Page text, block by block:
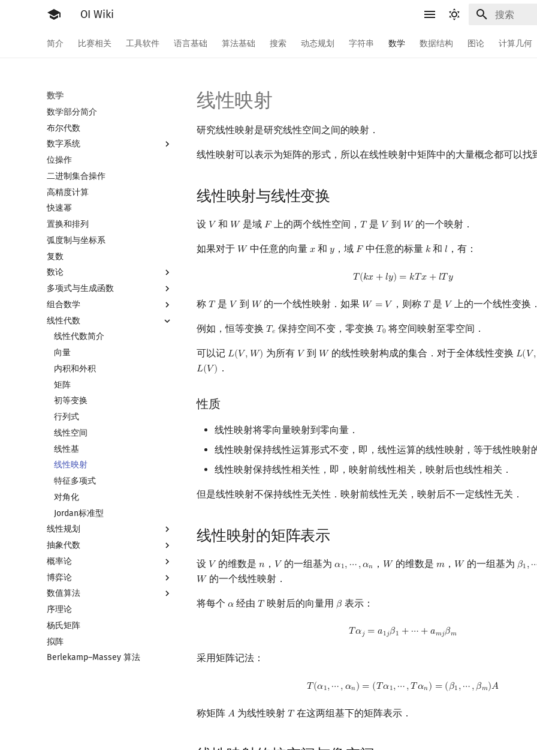
OI Wiki
简介 比赛相关 工具软件 语言基础 算法基础 搜索 动态规划 字符串 数学 数据结构 图论 计算几何
数学
数学部分简介
布尔代数
数字系统
数字系统简介
进位制
平衡三进制
格雷码
位操作
二进制集合操作
高精度计算
快速幂
置换和排列
弧度制与坐标系
复数
数论
数论基础
模算术简介
素数
最大公约数
欧拉函数
筛法
分解质因数
裴蜀定理 & 一次不定方程
费马小定理 & 欧拉定理
模逆元
线性同余方程
中国剩余定理
升幂引理
阶乘取模
卢卡斯定理
同余方程
二次剩余
阶 & 原根
离散对数
高次剩余 & 单位根
数论分块
狄利克雷卷积
莫比乌斯反演
杜教筛
多项式与生成函数
多项式与生成函数简介
代数基本定理
快速傅里叶变换
快速数论变换
快速沃尔什变换
Chirp Z 变换
多项式牛顿迭代
多项式多点求值|快速插值
多项式初等函数
常系数齐次线性递推
多项式平移|连续点值平移
符号化方法
Lagrange 反演
形式幂级数复合|复合逆
普通生成函数
指数生成函数
组合数学
排列组合
抽屉原理
容斥原理
斐波那契数列
错位排列
卡特兰数
斯特林数
贝尔数
伯努利数
Entringer Number
Eulerian Number
分拆数
范德蒙德卷积
Pólya 计数
图论计数
线性代数
线性代数简介
向量
内积和外积
矩阵
初等变换
行列式
线性空间
线性基
线性映射
特征多项式
对角化
Jordan标准型
线性规划
线性规划基础
单纯形法
抽象代数
基本概念
群论
环论
域论
Schreier–Sims 算法
概率论
基本概念
条件概率与独立性
随机变量
随机变量的数字特征
概率不等式
博弈论
博弈论简介
公平组合游戏
零和游戏
非公平组合游戏
数值算法
插值
数值积分
高斯消元
牛顿迭代法
序理论
杨氏矩阵
拟阵
Berlekamp–Massey 算法
线性映射
研究线性映射是研究线性空间之间的映射．
线性映射可以表示为矩阵的形式，所以在线性映射中矩阵中的大量概念都可以找
线性映射与线性变换
设 𝑉
V 和 𝑊
W 是域𝐹
F 上的两个线性空间，𝑇
T 是 𝑉
V 到 𝑊
W的一个映射．
如果对于 𝑊
W中任意的向量 𝑥
x和 𝑦
y，域 𝐹
F 中任意的标量 𝑘
k 和𝑙l ，有：
𝑇(𝑘𝑥 +𝑙𝑦) = 𝑘𝑇𝑥 +𝑙𝑇 𝑦
T (kx +ly )= kTx+l Ty
称 𝑇
T 是 𝑉
V 到 𝑊
W的一个线性映射．如果 𝑊 = 𝑉
W= V ，则称 𝑇
T 是 𝑉
V 上的一个线性变换．
例如，恒等变换 𝑇𝑒
Te 保持空间不变，零变换 𝑇0
T0 将空间映射至零空间．
可以记 𝐿(𝑉, 𝑊)
L(V,W ) 为所有 𝑉
V到 𝑊
W的线性映射构成的集合．对于全体线性变换 𝐿(𝑉,
L(V,V)
𝐿(𝑉)
L(V) ．
性质
线性映射将零向量映射到零向量．
线性映射保持线性运算形式不变，即，线性运算的线性映射，等于线性映射
线性映射保持线性相关性，即，映射前线性相关，映射后也线性相关．
但是线性映射不保持线性无关性．映射前线性无关，映射后不一定线性无关．
线性映射的矩阵表示
设 𝑉
V 的维数是𝑛
n ， 𝑉
V 的一组基为𝛼1, ⋯,𝛼𝑛
α1,⋯, αn ， 𝑊
W的维数是 𝑚
m， 𝑊
W的一组基为 𝛽1,
β1,
𝑊
W的一个线性映射．
将每个 𝛼
α 经由𝑇
T 映射后的向量用 𝛽
β 表示：
𝑇𝛼𝑗 = 𝑎1𝑗𝛽1 + ⋯ +𝑎𝑚𝑗𝛽𝑚
T αj= a1j β1+ ⋯ +am jβ m
采用矩阵记法：
𝑇(𝛼1,⋯,𝛼𝑛) = (𝑇𝛼1,⋯,𝑇 𝛼𝑛) = (𝛽1,⋯,𝛽𝑚)𝐴
T (α1 ⋯ ,α n) =(Tα1 ⋯ Tαn) =( β1 ,⋯, βm A
称矩阵 𝐴
A 为线性映射 𝑇
T 在这两组基下的矩阵表示．